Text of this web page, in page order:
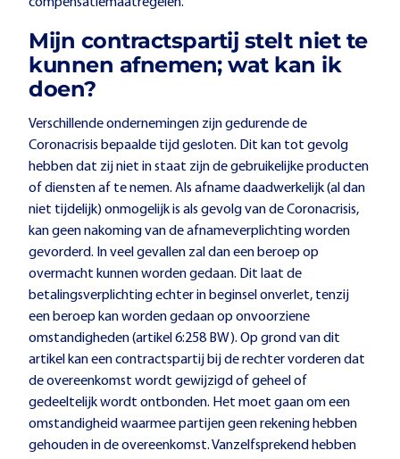
Mijn contractspartij stelt niet te
kunnen afnemen; wat kan ik
doen?
Verschillende ondernemingen zijn gedurende de
Coronacrisis bepaalde tijd gesloten. Dit kan tot gevolg
hebben dat zij niet in staat zijn de gebruikelijke producten
of diensten af te nemen. Als afname daadwerkelijk (al dan
niet tijdelijk) onmogelijk is als gevolg van de Coronacrisis,
kan geen nakoming van de afnameverplichting worden
gevorderd. In veel gevallen zal dan een beroep op
overmacht kunnen worden gedaan. Dit laat de
betalingsverplichting echter in beginsel onverlet, tenzij
een beroep kan worden gedaan op onvoorziene
omstandigheden (artikel 6:258 BW). Op grond van dit
artikel kan een contractspartij bij de rechter vorderen dat
de overeenkomst wordt gewijzigd of geheel of
gedeeltelijk wordt ontbonden. Het moet gaan om een
omstandigheid waarmee partijen geen rekening hebben
gehouden in de overeenkomst. Vanzelfsprekend hebben